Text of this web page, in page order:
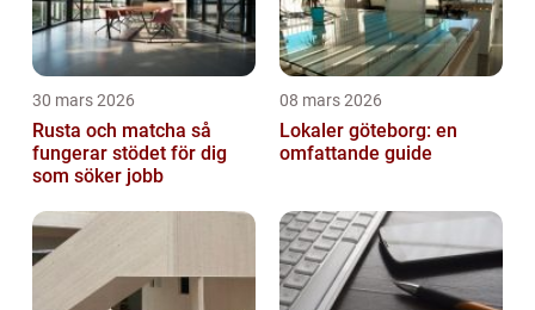
30 mars 2026
Rusta och matcha så
fungerar stödet för dig
som söker jobb
08 mars 2026
Lokaler göteborg: en
omfattande guide